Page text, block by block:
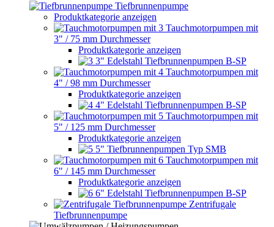
Tiefbrunnenpumpe
Produktkategorie anzeigen
Tauchmotorpumpen mit
3" / 75 mm Durchmesser
Produktkategorie anzeigen
3" Edelstahl Tiefbrunnenpumpen B-SP
Tauchmotorpumpen mit
4" / 98 mm Durchmesser
Produktkategorie anzeigen
4" Edelstahl Tiefbrunnenpumpen B-SP
Tauchmotorpumpen mit
5" / 125 mm Durchmesser
Produktkategorie anzeigen
5" Tiefbrunnenpumpen Typ SMB
Tauchmotorpumpen mit
6" / 145 mm Durchmesser
Produktkategorie anzeigen
6" Edelstahl Tiefbrunnenpumpen B-SP
Zentrifugale
Tiefbrunnenpumpe